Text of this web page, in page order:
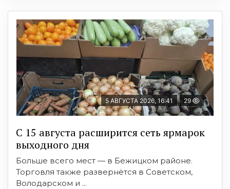
5 АВГУСТА 2026, 16:41 29
С 15 августа расширится сеть ярмарок
выходного дня
Больше всего мест — в Бежицком районе.
Торговля также развернётся в Советском,
Володарском и ...